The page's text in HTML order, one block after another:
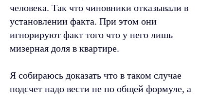
человека. Так что чиновники отказывали в
установлении факта. При этом они
игнорируют факт того что у него лишь
мизерная доля в квартире.
Я собираюсь доказать что в таком случае
подсчет надо вести не по общей формуле, а